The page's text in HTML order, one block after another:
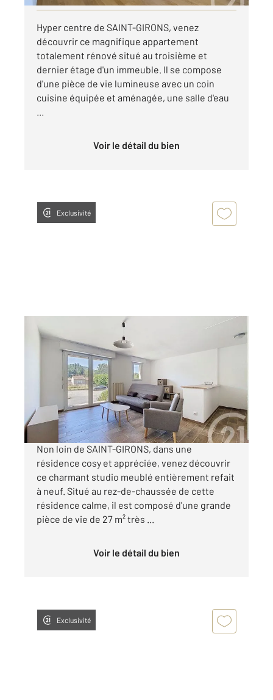
Hyper centre de SAINT-GIRONS, venez
découvrir ce magnifique appartement
totalement rénové situé au troisième et
dernier étage d'un immeuble. Il se compose
d'une pièce de vie lumineuse avec un coin
cuisine équipée et aménagée, une salle d'eau
...
Voir le détail du bien
Exclusivité
ST GIRONS 09
2, 1 pièce
Ref : 13822
Appartement Studio à louer
545 €
par mois charges comprises
Non loin de SAINT-GIRONS, dans une
résidence cosy et appréciée, venez découvrir
ce charmant studio meublé entièrement refait
à neuf. Situé au rez-de-chaussée de cette
résidence calme, il est composé d'une grande
pièce de vie de 27 m² très ...
Voir le détail du bien
Exclusivité